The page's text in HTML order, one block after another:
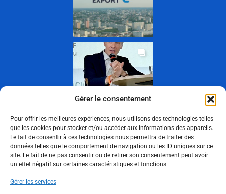
Gérer le consentement
Pour offrir les meilleures expériences, nous utilisons des technologies telles
que les cookies pour stocker et/ou accéder aux informations des appareils.
Le fait de consentir à ces technologies nous permettra de traiter des
données telles que le comportement de navigation ou les ID uniques sur ce
site. Le fait de ne pas consentir ou de retirer son consentement peut avoir
un effet négatif sur certaines caractéristiques et fonctions.
Gérer les services
Show More
Suivez-nous